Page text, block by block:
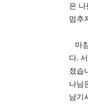
은
멈추
마
다.
졌습
나님
남기